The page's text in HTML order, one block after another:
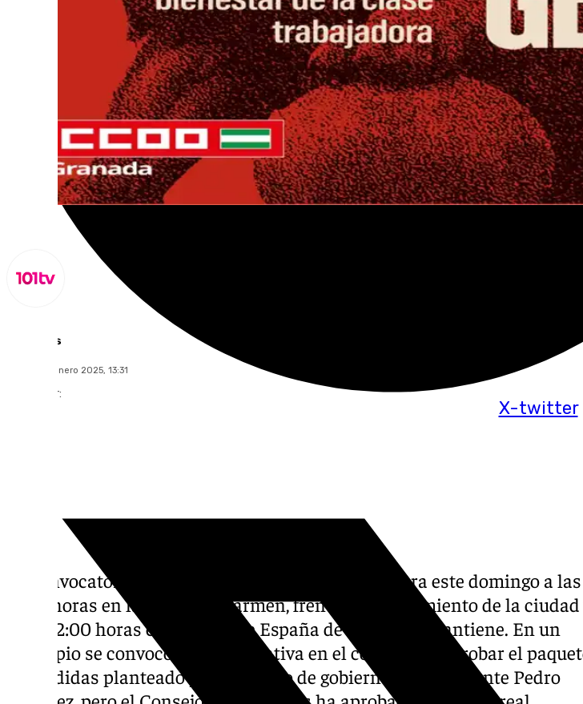
X-twitter
Lynx Devs
jueves, 30 enero 2025, 13:31
Compartir:
La convocatoria de los sindicatos UGT Y CCOO para este domingo a las
11:00 horas en la plaza del Carmen, frente al ayuntamiento de la
a las 12:00 horas en la plaza de España de Motril, se mantiene. En un
principio se convocó, tras la negativa en el congreso a aprobar el
de medidas planteado por el equipo de gobierno del presidente Pedro